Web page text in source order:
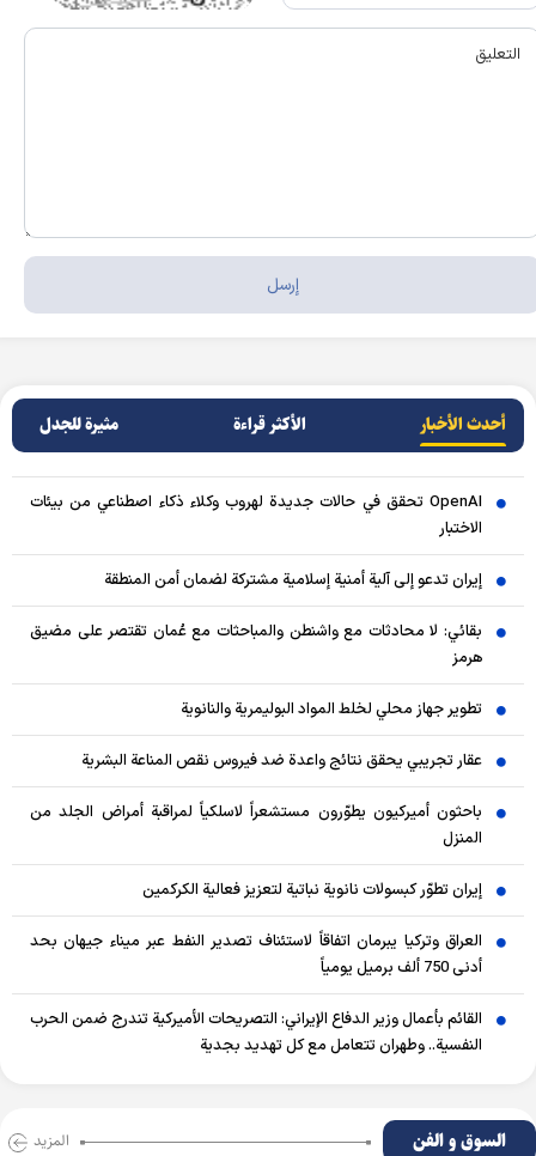
أحدث الأخبار الأکثر قراءة مثيرة للجدل
OpenAI تحقق في حالات جديدة لهروب وكلاء ذكاء اصطناعي من بيئات
الاختبار
إيران تدعو إلى آلية أمنية إسلامية مشتركة لضمان أمن المنطقة
بقائي: لا محادثات مع واشنطن والمباحثات مع عُمان تقتصر على مضيق
هرمز
تطوير جهاز محلي لخلط المواد البوليمرية والنانوية
عقار تجريبي يحقق نتائج واعدة ضد فيروس نقص المناعة البشرية
باحثون أميركيون يطوّرون مستشعراً لاسلكياً لمراقبة أمراض الجلد من
المنزل
إيران تطوّر كبسولات نانوية نباتية لتعزيز فعالية الكركمين
العراق وتركيا يبرمان اتفاقاً لاستئناف تصدير النفط عبر ميناء جيهان بحد
أدنى 750 ألف برميل يومياً
القائم بأعمال وزير الدفاع الإيراني: التصريحات الأميركية تندرج ضمن الحرب
النفسية.. وطهران تتعامل مع كل تهديد بجدية
السوق و الفن المزید